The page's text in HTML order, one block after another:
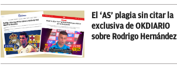
El ‘AS’ plagia sin citar la
exclusiva de OKDIARIO
sobre Rodrigo Hernández